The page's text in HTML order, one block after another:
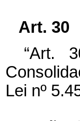
Art. 30
“Art.
Lei nº